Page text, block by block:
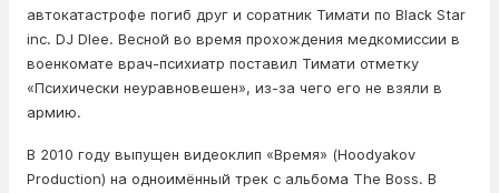
автокатастрофе погиб друг и соратник Тимати по Black Star
inc. DJ Dlee. Весной во время прохождения медкомиссии в
военкомате врач-психиатр поставил Тимати отметку
«Психически неуравновешен», из-за чего его не взяли в
армию.
В 2010 году выпущен видеоклип «Время» (Hoodyakov
Production) на одноимённый трек с альбома The Boss. В